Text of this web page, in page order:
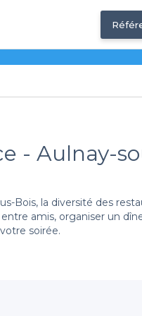
- Aulnay-
Bois, la diversité des
amis, organiser un
soirée.
chaleureuse et
pour détendre